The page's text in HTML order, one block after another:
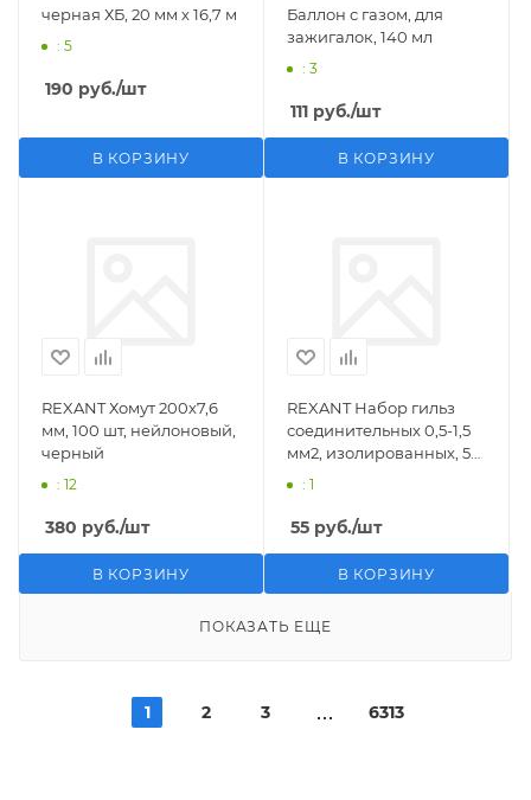
черная ХБ, 20 мм х 16,7 м
: 5
190 руб./шт
В КОРЗИНУ
Баллон с газом, для
зажигалок, 140 мл
: 3
111 руб./шт
В КОРЗИНУ
REXANT Хомут 200х7,6
мм, 100 шт, нейлоновый,
черный
: 12
380 руб./шт
В КОРЗИНУ
REXANT Набор гильз
соединительных 0,5-1,5
мм2, изолированных, 5
: 1
55 руб./шт
В КОРЗИНУ
ПОКАЗАТЬ ЕЩЕ
1 2 3 6313